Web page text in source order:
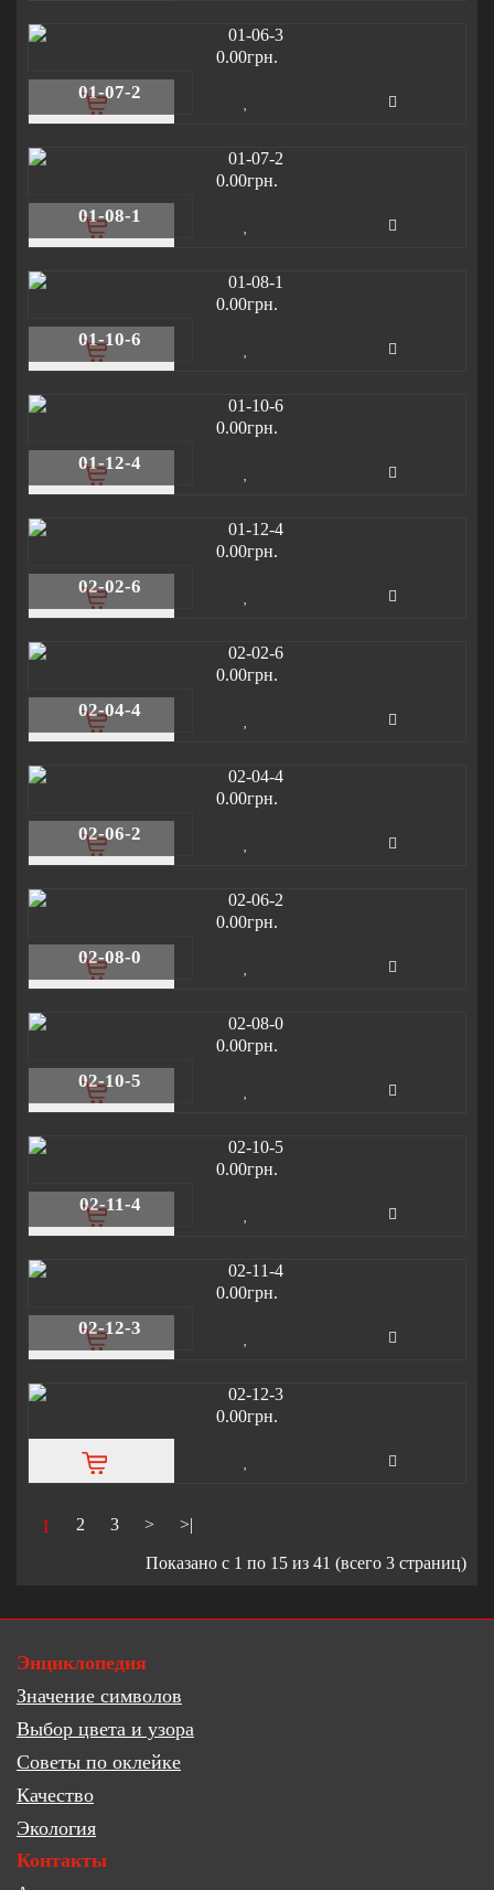
0.00грн.
01-07-2
0.00грн.
01-08-1
0.00грн.
01-10-6
0.00грн.
01-12-4
0.00грн.
02-02-6
0.00грн.
02-04-4
0.00грн.
02-06-2
0.00грн.
02-08-0
0.00грн.
02-10-5
0.00грн.
02-11-4
0.00грн.
02-12-3
0.00грн.
1 2 3 > >|
Показано с 1 по 15 из 41 (всего 3 страниц)
Энциклопедия
Значение символов
Выбор цвета и узора
Советы по оклейке
Качество
Экология
Контакты